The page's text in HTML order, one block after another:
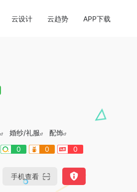
云设计 云趋势 APP下载
婚纱/礼服
配饰
0 0 0
手机查看